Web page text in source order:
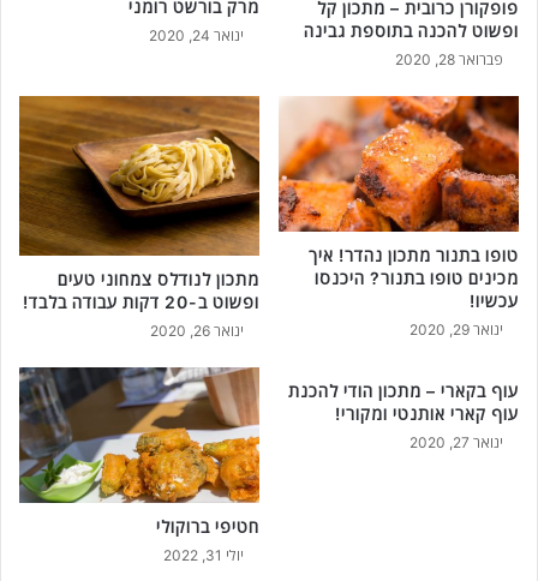
פופקורן כרובית – מתכון קל
ופשוט להכנה בתוספת גבינה
פברואר 28, 2020
מרק בורשט רומני
ינואר 24, 2020
טופו בתנור מתכון נהדר! איך
מכינים טופו בתנור? היכנסו
עכשיו!
ינואר 29, 2020
מתכון לנודלס צמחוני טעים
ופשוט ב-20 דקות עבודה בלבד!
ינואר 26, 2020
עוף בקארי – מתכון הודי להכנת
עוף קארי אותנטי ומקורי!
ינואר 27, 2020
חטיפי ברוקולי
יולי 31, 2022